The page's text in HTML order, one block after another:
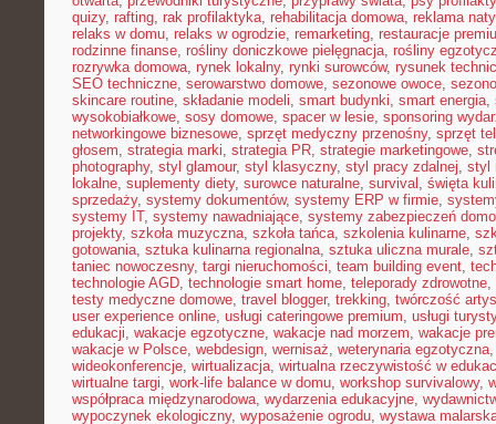
quizy, rafting, rak profilaktyka, rehabilitacja domowa, reklama
relaks w domu, relaks w ogrodzie, remarketing, restauracje
rodzinne finanse, rośliny doniczkowe pielęgnacja, rośliny
rozrywka domowa, rynek lokalny, rynki surowców, rysunek
SEO techniczne, serowarstwo domowe, sezonowe owoce,
skincare routine, składanie modeli, smart budynki, smart energia,
wysokobiałkowe, sosy domowe, spacer w lesie, sponsoring
networkingowe biznesowe, sprzęt medyczny przenośny, sprzęt
głosem, strategia marki, strategia PR, strategie marketingowe,
photography, styl glamour, styl klasyczny, styl pracy zdalnej, styl
lokalne, suplementy diety, surowce naturalne, survival , święta
sprzedaży, systemy dokumentów, systemy ERP w firmie,
systemy IT, systemy nawadniające, systemy zabezpieczeń
projekty, szkoła muzyczna, szkoła tańca, szkolenia kulinarne,
gotowania, sztuka kulinarna regionalna, sztuka uliczna murale,
taniec nowoczesny, targi nieruchomości, team building event,
technologie AGD, technologie smart home, teleporady zdrowotne,
testy medyczne domowe, travel blogger, trekking, twórczość
user experience online, usługi cateringowe premium, usługi
edukacji, wakacje egzotyczne, wakacje nad morzem, wakacje
wakacje w Polsce, webdesign, wernisaż, weterynaria egzotyczna
wideokonferencje, wirtualizacja, wirtualna rzeczywistość w
wirtualne targi, work-life balance w domu, workshop survivalowy,
współpraca międzynarodowa, wydarzenia edukacyjne,
wypoczynek ekologiczny, wyposażenie ogrodu, wystawa